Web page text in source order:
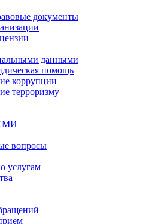
документы
данными
помощь
коррупции
терроризму
вопросы
услугам